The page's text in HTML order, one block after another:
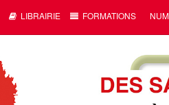
LIBRAIRIE FORMATIONS